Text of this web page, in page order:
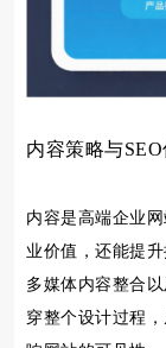
内容策略与
内容是高端企业
业价值，还能提
多媒体内容整合
穿整个设计过程